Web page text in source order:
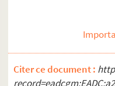
Citer ce document :